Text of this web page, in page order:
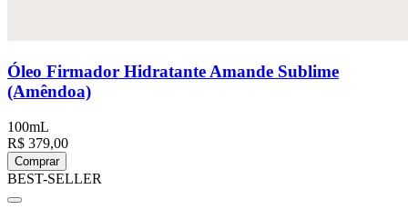
Óleo Firmador Hidratante Amande Sublime
(Amêndoa)
100mL
R$ 379,00
Comprar
BEST-SELLER